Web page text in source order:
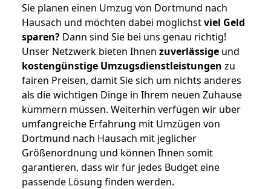
Sie planen einen Umzug von Dortmund nach
Hausach und möchten dabei möglichstviel Geld
sparen? Dann sind Sie bei uns genau richtig!
Unser Netzwerk bieten Ihnen zuverlässige und
kostengünstige Umzugsdienstleistungen zu
fairen Preisen, damit Sie sich um nichts anderes
als die wichtigen Dinge in Ihrem neuen Zuhause
kümmern müssen. Weiterhin verfügen wir über
umfangreiche Erfahrung mit Umzügen von
Dortmund nach Hausach mit jeglicher
Größenordnung und können Ihnen somit
garantieren, dass wir für jedes Budget eine
passende Lösung finden werden.